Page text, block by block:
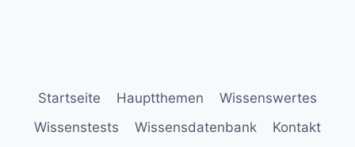
Startseite Hauptthemen
Wissenswertes
Wissenstests
Wissensdatenbank Kontakt